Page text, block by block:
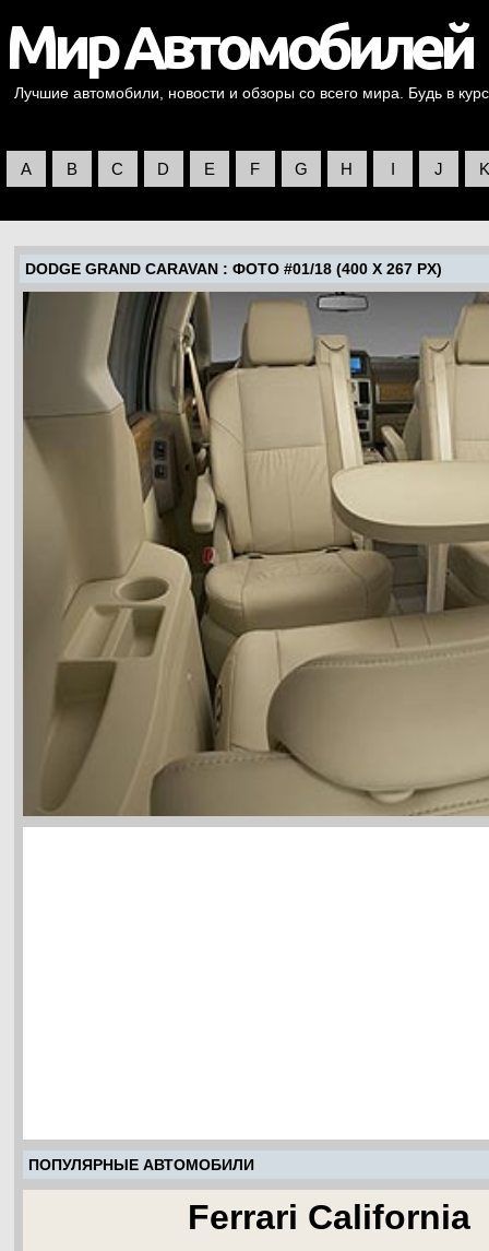
Лучшие автомобили, новости и обзоры со всего мира. Будь в
A B C D E F G H I J K
DODGE GRAND CARAVAN : ФОТО #01/18 (400 X 267 PX)
ПОПУЛЯРНЫЕ АВТОМОБИЛИ
Ferrari California